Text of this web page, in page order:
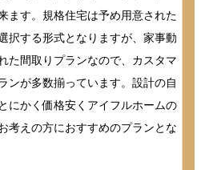
ます。規格住宅は予め用意された
択する形式となりますが、家事動
た間取りプランなので、カスタマ
ンが多数揃っています。設計の自
にかく価格安くアイフルホームの
考えの方におすすめのプランとな